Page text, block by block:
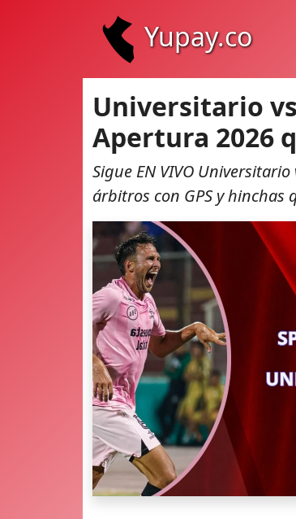
Yupay.co
Universitario
Apertura 2026
Sigue EN VIVO
árbitros con GPS y